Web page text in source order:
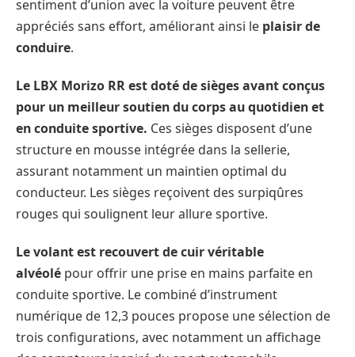
sentiment d’union avec la voiture peuvent être
appréciés sans effort, améliorant ainsi le plaisir de
conduire.
Le LBX Morizo RR est doté de sièges avant conçus
pour un meilleur soutien du corps au quotidien et
en conduite sportive. Ces sièges disposent d’une
structure en mousse intégrée dans la sellerie,
assurant notamment un maintien optimal du
conducteur. Les sièges reçoivent des surpiqûres
rouges qui soulignent leur allure sportive.
Le volant est recouvert de cuir véritable
alvéolé pour offrir une prise en mains parfaite en
conduite sportive. Le combiné d’instrument
numérique de 12,3 pouces propose une sélection de
trois configurations, avec notamment un affichage